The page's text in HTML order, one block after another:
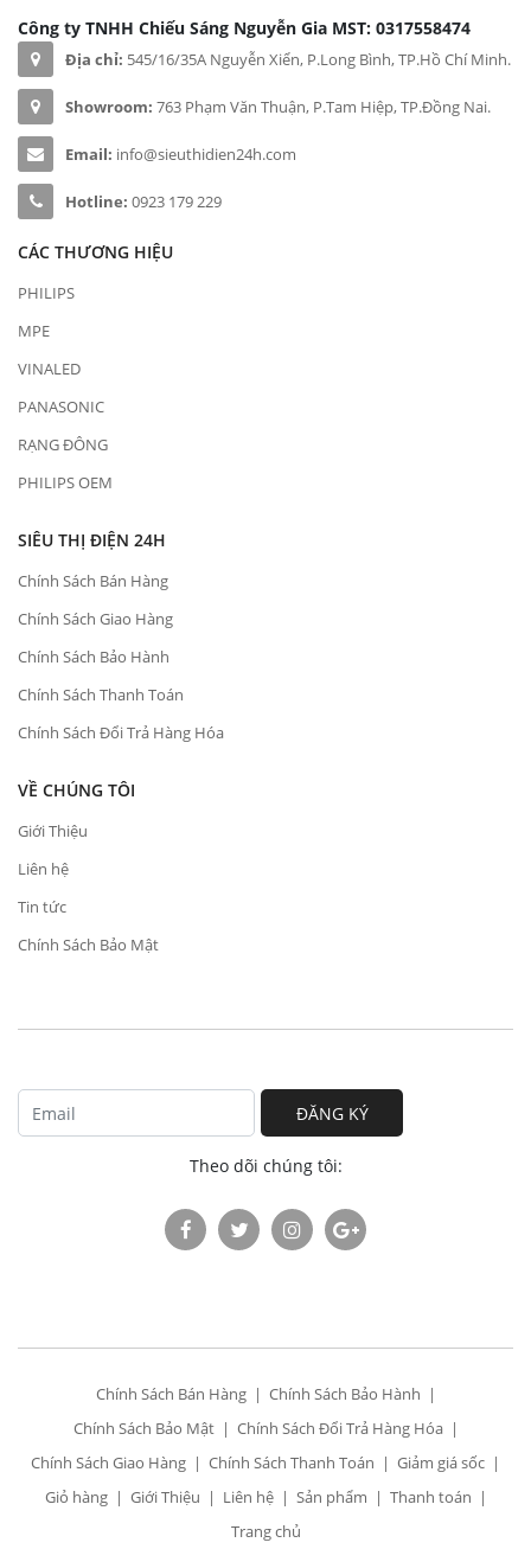
Công ty TNHH Chiếu Sáng Nguyễn Gia MST: 0317558474
Địa chỉ: 545/16/35A Nguyễn Xiển, P.Long Bình, TP.Hồ Chí Minh.
Showroom: 763 Phạm Văn Thuận, P.Tam Hiệp, TP.Đồng Nai.
Email: info@sieuthidien24h.com
Hotline: 0923 179 229
CÁC THƯƠNG HIỆU
PHILIPS
MPE
VINALED
PANASONIC
RẠNG ĐÔNG
PHILIPS OEM
SIÊU THỊ ĐIỆN 24H
Chính Sách Bán Hàng
Chính Sách Giao Hàng
Chính Sách Bảo Hành
Chính Sách Thanh Toán
Chính Sách Đổi Trả Hàng Hóa
VỀ CHÚNG TÔI
Giới Thiệu
Liên hệ
Tin tức
Chính Sách Bảo Mật
ĐĂNG KÝ
Theo dõi chúng tôi:
Chính Sách Bán Hàng
Chính Sách Bảo Hành
Chính Sách Bảo Mật
Chính Sách Đổi Trả Hàng Hóa
Chính Sách Giao Hàng
Chính Sách Thanh Toán
Giảm giá sốc
Giỏ hàng
Giới Thiệu Liên hệ Sản phẩm
Thanh toán
Trang chủ